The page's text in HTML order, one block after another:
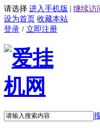
请选择 进入手机版 | 继续访
设为首页 收藏本站
登录 / 立即注册